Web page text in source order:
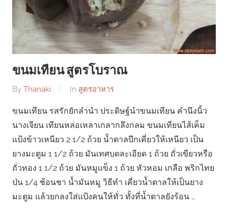
ขนมเทียน สูตรโบราณ
By Thanaki In สูตรอาหาร
ขนมเทียน รสรักยักลํานํา ประดิษฐ์นําขนมเทียน คํานึงนิ้ว
นางเจียน เทียนหล่อเหลาเกลากลึงกลม ขนมเทียนไส้เค็ม
แป้งข้าวเหนียว 2 1/2 ถ้วย น้ำตาลปีกเคี่ยวให้เหนียว เป็น
ยางมะตูม 1 1/2 ถ้วย มันเทศบดละเอียด 1 ถ้วย ถั่วเขียวหรือ
ถั่วทอง 1 1/2 ถ้วย มันหมูแข็ง 1 ถ้วย หัวหอม เกลือ พริกไทย
ป่น 1/4 ช้อนชา น้ำมันหมู วิธีทำ เคี่ยวน้ำตาลให้เป็นยาง
มะตูม แล้วยกลงใส่แป้งคนให้ทั่ว ทั้งที่น้ำตาลยังร้อน …